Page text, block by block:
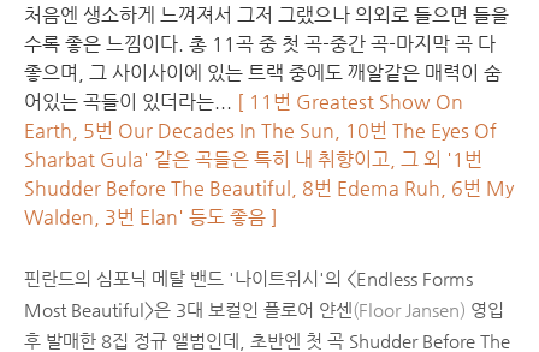
처음엔 생소하게 느껴져서 그저 그랬으나 의외로 들으면 들을
수록 좋은 느낌이다. 총 11곡 중 첫 곡-중간 곡-마지막 곡 다
좋으며, 그 사이사이에 있는 트랙 중에도 깨알같은 매력이 숨
어있는 곡들이 있더라는... [ 11번 Greatest Show On
Earth, 5번 Our Decades In The Sun, 10번 The Eyes Of
Sharbat Gula' 같은 곡들은 특히 내 취향이고, 그 외 '1번
Shudder Before The Beautiful, 8번 Edema Ruh, 6번 My
Walden, 3번 Elan' 등도 좋음 ]
핀란드의 심포닉 메탈 밴드 '나이트위시'의 <Endless Forms
Most Beautiful>은 3대 보컬인 플로어 얀센(Floor Jansen) 영입
후 발매한 8집 정규 앨범인데, 초반엔 첫 곡 Shudder Before The